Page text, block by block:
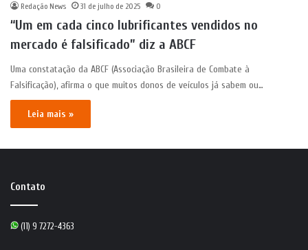
Redação News 31 de julho de 2025 0
“Um em cada cinco lubrificantes vendidos no
mercado é falsificado” diz a ABCF
Uma constatação da ABCF (Associação Brasileira de Combate à
Falsificação), afirma o que muitos donos de veículos já sabem ou…
Leia mais »
Contato
(11) 9 7272-4363